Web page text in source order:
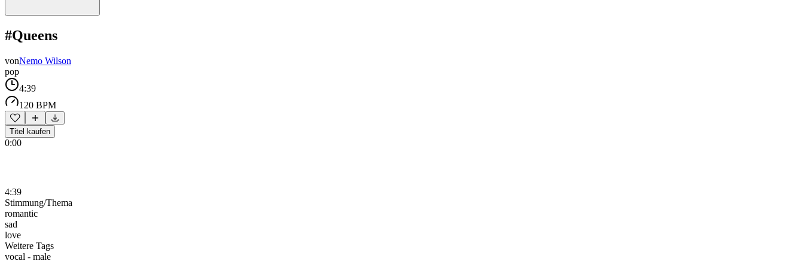
#Queens
vonNemo Wilson
pop
4:39
120 BPM
Titel kaufen
0:00
4:39
Stimmung/Thema
romantic
sad
love
Weitere Tags
vocal - male